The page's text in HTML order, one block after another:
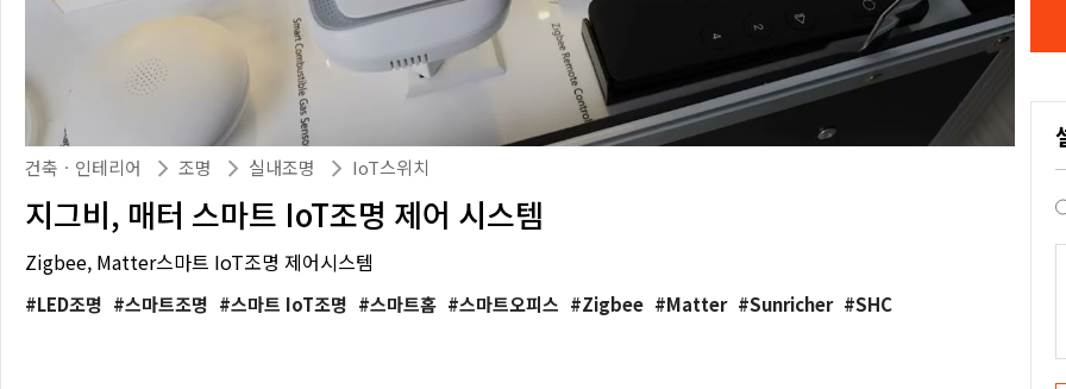
건축ㆍ인테리어 조명 실내조명 IoT스위치
지그비, 매터 스마트 IoT조명 제어 시스템
Zigbee, Matter스마트 IoT조명 제어시스템
LED조명 스마트조명 스마트 IoT조명 스마트홈 스마트오피스 Zigbee Matter Sunricher SHC